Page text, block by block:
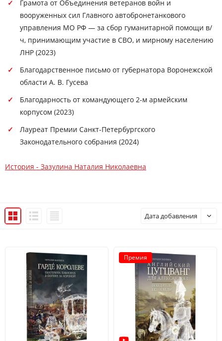
Грамота от Объединения ветеранов войн и
вооруженных сил Главного автобронетанкового
управления МО РФ — за сбор гуманитарной помощи в/
ч, принимающим участие в СВО, и мирному населению
ЛНР (2023)
Благодарственное письмо от губернатора Воронежской
области А. В. Гусева
Благодарность от командующего 2-м армейским
корпусом (2023)
Лауреат Премии Санкт-Петербургского
Законодательного собрания (2024)
История - Зазулина Наталия Николаевна
Дата добавления
Премия